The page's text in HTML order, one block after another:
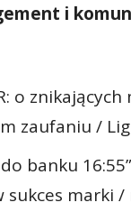
i
o
zaufaniu /
banku
sukces marki /